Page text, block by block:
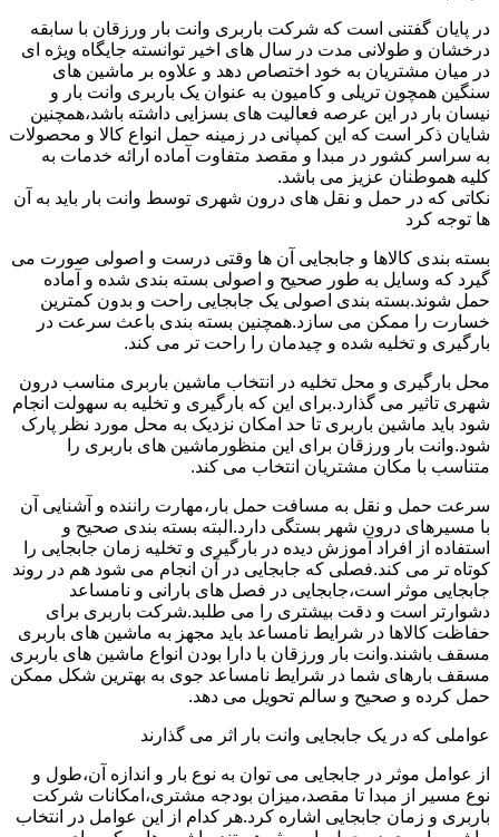
در پایان گفتنی است که شرکت باربری وانت بار ورزقان با سابقه
درخشان و طولانی مدت در سال های اخیر توانسته جایگاه ویژه ای
در میان مشتریان به خود اختصاص دهد و علاوه بر ماشین های
سنگین همچون تریلی و کامیون به عنوان یک باربری وانت بار و
نیسان بار در این عرصه فعالیت های بسزایی داشته باشد،همچنین
شایان ذکر است که این کمپانی در زمینه حمل انواع کالا و محصولات
به سراسر کشور در مبدا و مقصد متفاوت آماده ارائه خدمات به
کلیه هموطنان عزیز می باشد.
نکاتی که در حمل و نقل های درون شهری توسط وانت بار باید به آن
ها توجه کرد
بسته بندی کالاها و جابجایی آن ها وقتی درست و اصولی صورت می
گیرد که وسایل به طور صحیح و اصولی بسته بندی شده و آماده
حمل شوند.بسته بندی اصولی یک جابجایی راحت و بدون کمترین
خسارت را ممکن می سازد.همچنین بسته بندی باعث سرعت در
بارگیری و تخلیه شده و چیدمان را راحت تر می کند.
محل بارگیری و محل تخلیه در انتخاب ماشین باربری مناسب درون
شهری تاثیر می گذارد.برای این که بارگیری و تخلیه به سهولت انجام
شود باید ماشین باربری تا حد امکان نزدیک به محل مورد نظر پارک
شود.وانت بار ورزقان برای این منظورماشین های باربری را
متناسب با مکان مشتریان انتخاب می کند.
سرعت حمل و نقل به مسافت حمل بار،مهارت راننده و آشنایی آن
با مسیرهای درون شهر بستگی دارد.البته بسته بندی صحیح و
استفاده از افراد آموزش دیده در بارگیری و تخلیه زمان جابجایی را
کوتاه تر می کند.فصلی که جابجایی در آن انجام می شود هم در روند
جابجایی موثر است،جابجایی در فصل های بارانی و نامساعد
دشوارتر است و دقت بیشتری را می طلبد.شرکت باربری برای
حفاظت کالاها در شرایط نامساعد باید مجهز به ماشین های باربری
مسقف باشند.وانت بار ورزقان با دارا بودن انواع ماشین های باربری
مسقف بارهای شما در شرایط نامساعد جوی به بهترین شکل ممکن
حمل کرده و صحیح و سالم تحویل می دهد.
عواملی که در یک جابجایی وانت بار اثر می گذارند
از عوامل موثر در جابجایی می توان به نوع بار و اندازه آن،طول و
نوع مسیر از مبدا تا مقصد،میزان بودجه مشتری،امکانات شرکت
باربری و زمان جابجایی اشاره کرد.هر کدام از این عوامل در انتخاب